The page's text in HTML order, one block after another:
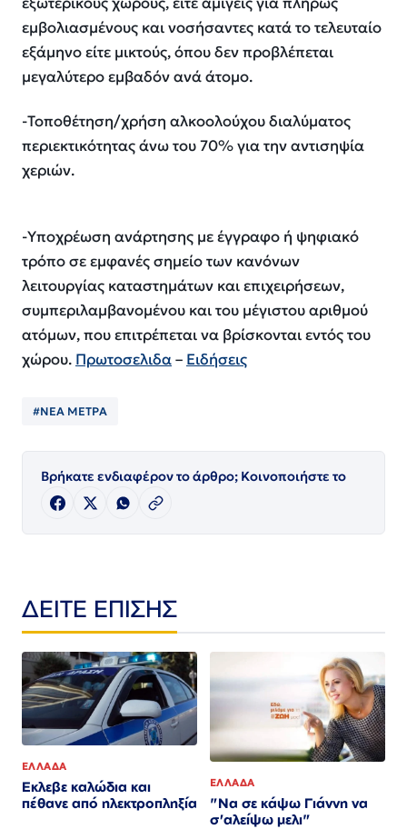
εμβολιασμένους και νοσήσαντες κατά το τελευταίο
εξάμηνο είτε μικτούς, όπου δεν προβλέπεται
μεγαλύτερο εμβαδόν ανά άτομο.
-Τοποθέτηση/χρήση αλκοολούχου διαλύματος
περιεκτικότητας άνω του 70% για την αντισηψία
χεριών.
-Υποχρέωση ανάρτησης με έγγραφο ή ψηφιακό
τρόπο σε εμφανές σημείο των κανόνων
λειτουργίας καταστημάτων και επιχειρήσεων,
συμπεριλαμβανομένου και του μέγιστου αριθμού
ατόμων, που επιτρέπεται να βρίσκονται εντός του
χώρου. Πρωτοσελιδα– Ειδήσεις
#ΝΕΑ ΜΕΤΡΑ
Βρήκατε ενδιαφέρον το άρθρο; Κοινοποιήστε το
ΔΕΙΤΕ ΕΠΙΣΗΣ
ΕΛΛΑΔΑ
Εκλεβε καλώδια και
πέθανε από ηλεκτροπληξία
ΕΛΛΑΔΑ
"Να σε κάψω Γιάννη να
σ'αλείψω μελι"